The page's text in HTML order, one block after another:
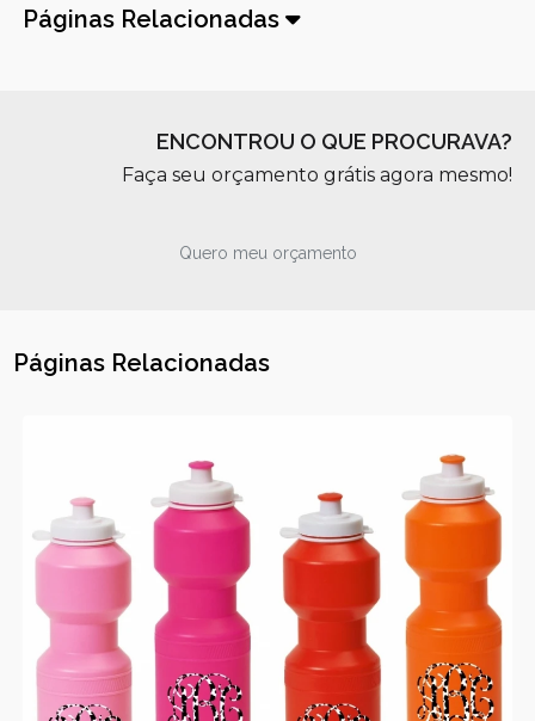
Páginas Relacionadas
ENCONTROU O QUE PROCURAVA?
Faça seu orçamento grátis agora mesmo!
Quero meu orçamento
Páginas Relacionadas